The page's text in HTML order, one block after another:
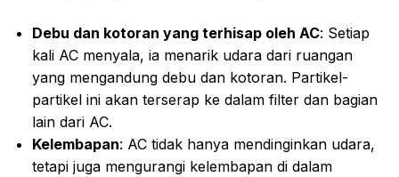
Debu dan kotoran yang terhisap oleh AC: Setiap
kali AC menyala, ia menarik udara dari ruangan
yang mengandung debu dan kotoran. Partikel-
partikel ini akan terserap ke dalam filter dan bagian
lain dari AC.
Kelembapan: AC tidak hanya mendinginkan udara,
tetapi juga mengurangi kelembapan di dalam